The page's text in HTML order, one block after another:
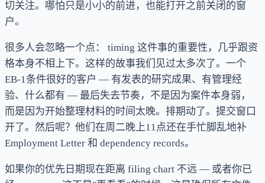
切关注。哪怕只是小小的前进，也能打开之前关闭的窗
户。
很多人会忽略一个点： timing 这件事的重要性，几乎跟资
格本身不相上下。这样的故事我们见过太多次了。一个
EB-1条件很好的客户 — 有发表的研究成果、有管理经
验、什么都有 — 最后失去节奏，不是因为案件本身弱，
而是因为开始整理材料的时间太晚。排期动了。提交窗口
开了。然后呢？他们在周二晚上11点还在手忙脚乱地补
Employment Letter 和 dependency records。
如果你的优先日期现在距离 filing chart 不远 — 或者你已